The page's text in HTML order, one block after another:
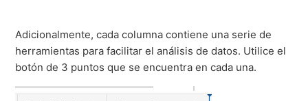
Adicionalmente, cada columna contiene una serie de
herramientas para facilitar el análisis de datos. Utilice el
botón de 3 puntos que se encuentra en cada una.